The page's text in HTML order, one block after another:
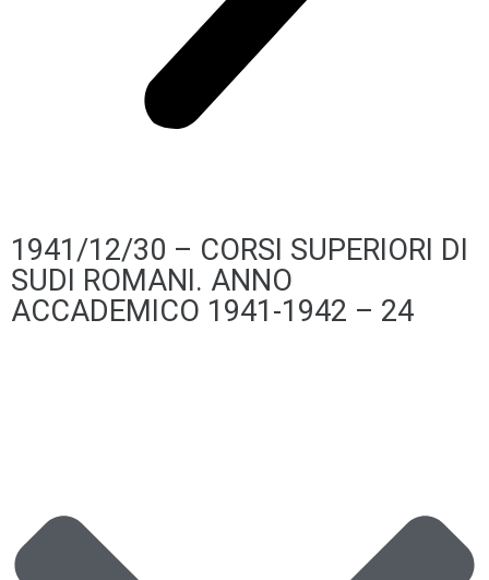
1941/12/30 – CORSI SUPERIORI DI
SUDI ROMANI. ANNO
ACCADEMICO 1941-1942 – 24